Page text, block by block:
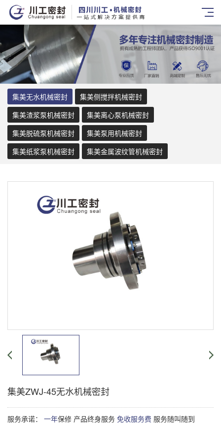
集美无水机械密封
集美侧搅拌机械密封
集美渣浆泵机械密封
集美离心泵机械密封
集美脱硫泵机械密封
集美泵用机械密封
集美纸浆泵机械密封
集美金属波纹管机械密封
集美ZWJ-45无水机械密封
服务承诺： 一年保修 产品终身服务 免收服务费 服务随叫随到